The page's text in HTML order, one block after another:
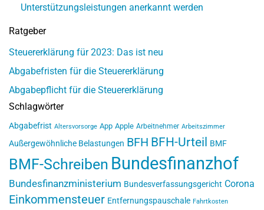
Unterstützungsleistungen anerkannt werden
Ratgeber
Steuererklärung für 2023: Das ist neu
Abgabefristen für die Steuererklärung
Abgabepflicht für die Steuererklärung
Schlagwörter
Abgabefrist Altersvorsorge App Apple Arbeitnehmer Arbeitszimmer
Außergewöhnliche Belastungen BFH BFH-Urteil BMF
BMF-Schreiben Bundesfinanzhof
Bundesfinanzministerium Bundesverfassungsgericht Corona
Einkommensteuer Entfernungspauschale Fahrtkosten